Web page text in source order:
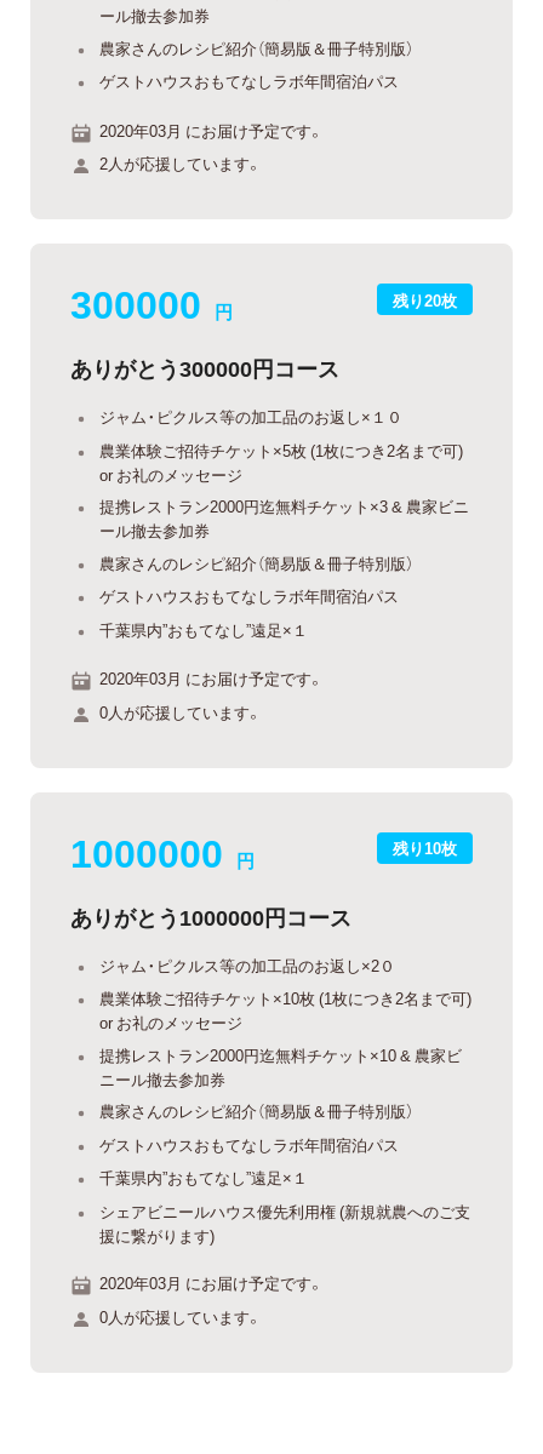
ール撤去参加券
農家さんのレシピ紹介（簡易版＆冊子特別版）
ゲストハウスおもてなしラボ年間宿泊パス
2020年03月 にお届け予定です。
2人が応援しています。
残り20枚
300000 円
ありがとう300000円コース
ジャム・ピクルス等の加工品のお返し×１０
農業体験ご招待チケット×5枚 (1枚につき2名まで可)
or お礼のメッセージ
提携レストラン2000円迄無料チケット×3 & 農家ビニ
ール撤去参加券
農家さんのレシピ紹介（簡易版＆冊子特別版）
ゲストハウスおもてなしラボ年間宿泊パス
千葉県内”おもてなし”遠足×１
2020年03月 にお届け予定です。
0人が応援しています。
残り10枚
1000000 円
ありがとう1000000円コース
ジャム・ピクルス等の加工品のお返し×2０
農業体験ご招待チケット×10枚 (1枚につき2名まで可)
or お礼のメッセージ
提携レストラン2000円迄無料チケット×10 & 農家ビ
ニール撤去参加券
農家さんのレシピ紹介（簡易版＆冊子特別版）
ゲストハウスおもてなしラボ年間宿泊パス
千葉県内”おもてなし”遠足×１
シェアビニールハウス優先利用権 (新規就農へのご支
援に繋がります)
2020年03月 にお届け予定です。
0人が応援しています。